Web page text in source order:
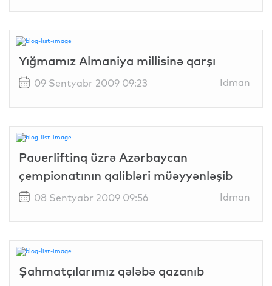
Yığmamız Almaniya millisinə qarşı
09 Sentyabr 2009 09:23 Idman
Pauerliftinq üzrə Azərbaycan
çempionatının qalibləri müəyyənləşib
08 Sentyabr 2009 09:56 Idman
Şahmatçılarımız qələbə qazanıb